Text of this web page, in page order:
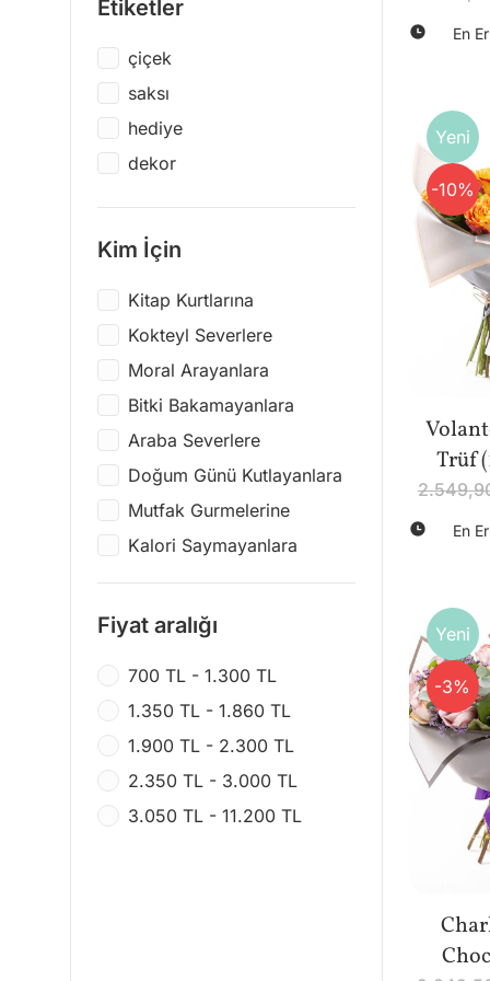
Cubic Fun
LCW Home
DOIY
Out Of The Blue
Paddywax
Fi Design
Eat My Socks
Steelpen
Plume Living
Melodi
Victoria's Secret
Nina Simone
Emre Müzik
Kalan Müzik
Neverland
Que Rico
Bath & Body Works
Destek
Balody
Sembo Block
Eğlenceli
Renk Patlaması
Etiketler
çiçek
saksı
hediye
dekor
Kim İçin
Kitap Kurtlarına
Kokteyl Severlere
Moral Arayanlara
Bitki Bakamayanlara
Araba Severlere
Doğum Günü Kutlayanlara
Mutfak Gurmelerine
Kalori Saymayanlara
Fiyat aralığı
700 TL - 1.300 TL
1.350 TL - 1.860 TL
1.900 TL - 2.300 TL
2.350 TL - 3.000 TL
3.050 TL - 11.200 TL
En
Yeni
-10%
Trüf
En
Yeni
-3%